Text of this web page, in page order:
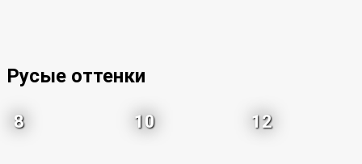
Русые оттенки
8 10 12